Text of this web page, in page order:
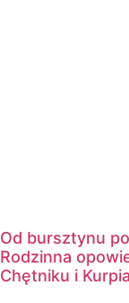
Od bursztynu
Rodzinna
Chętniku i